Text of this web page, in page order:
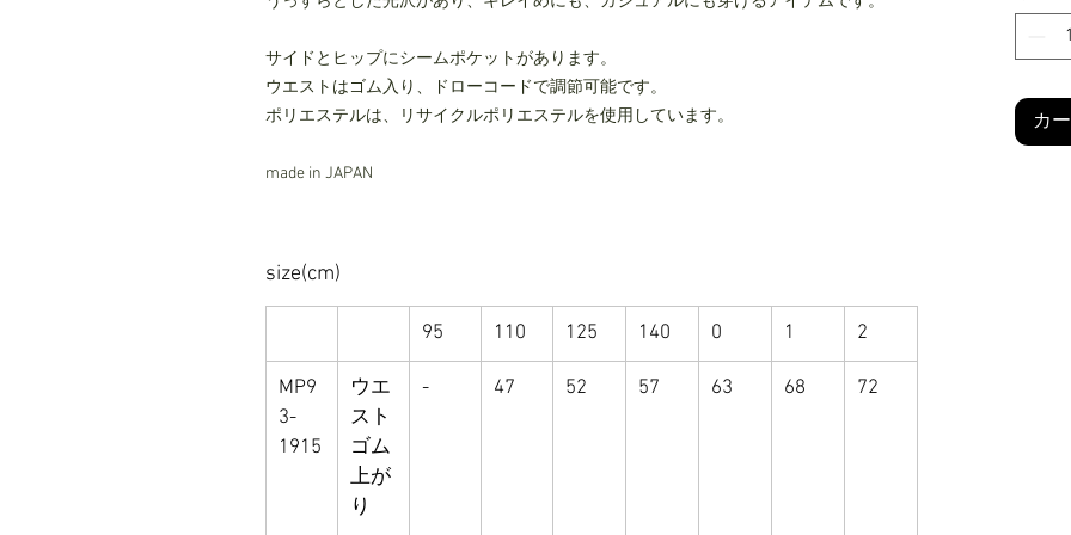
サイドとヒップにシームポケットがあります。
ウエストはゴム入り、ドローコードで調節可能です。
ポリエステルは、リサイクルポリエステルを使用しています。
made in JAPAN
size(cm)
95 110 125 140 0 1 2
MP9
3-
1915
ウエ
スト
ゴム
上が
り
- 47 52 57 63 68 72
カ